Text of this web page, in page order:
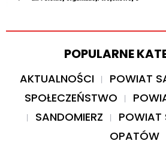
POPULARNE
AKTUALNOŚCI
POWIAT
SPOŁECZEŃSTWO
SANDOMIERZ
POWIAT
OPATÓW